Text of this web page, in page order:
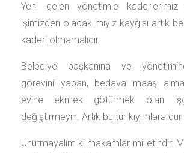
Yeni gelen yönetimle
işimizden olacak mıyız kaygısı artık
kaderi olmamalıdır.
Belediye başkanına ve yönetimine
görevini yapan, bedava maaş
evine ekmek götürmek olan
değiştirmeyin. Artık bu tür kıyımlara dur
Unutmayalım ki makamlar milletindir.